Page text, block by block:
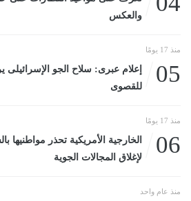
والعكس
منذ 17 يومًا
05
إعلام عبرى: سلاح الجو الإسرائيلى
للقصوى
منذ 17 يومًا
06
الخارجية الأمريكية تحذر مواطنيها
لإغلاق المجالات الجوية
منذ عام واحد